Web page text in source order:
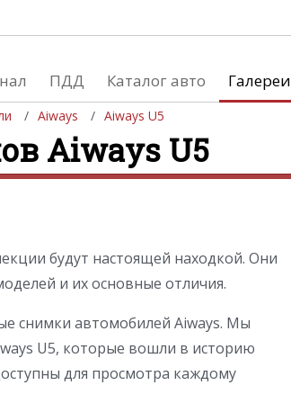
ПДД Каталог авто Галереи
Aiways Aiways U5
Aiways U5
Автосалоны
Список мировых автосалонов
будут настоящей находкой. Они
и их основные отличия.
снимки автомобилей Aiways. Мы
U5, которые вошли в историю
для просмотра каждому